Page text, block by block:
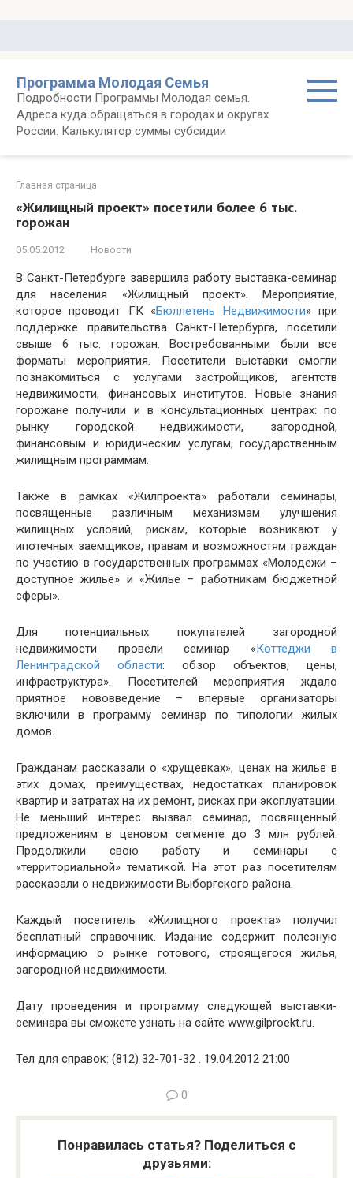
Программа Молодая Семья
Подробности Программы Молодая семья.
Адреса куда обращаться в городах и округах
России. Калькулятор суммы субсидии
Главная страница
«Жилищный проект» посетили более 6 тыс.
горожан
05.05.2012 Новости
В Санкт-Петербурге завершила работу выставка-семинар
для населения «Жилищный проект». Мероприятие,
которое проводит ГК «Бюллетень Недвижимости» при
поддержке правительства Санкт-Петербурга, посетили
свыше 6 тыс. горожан. Востребованными были все
форматы мероприятия. Посетители выставки смогли
познакомиться с услугами застройщиков, агентств
недвижимости, финансовых институтов. Новые знания
горожане получили и в консультационных центрах: по
рынку городской недвижимости, загородной,
финансовым и юридическим услугам, государственным
жилищным программам.
Также в рамках «Жилпроекта» работали семинары,
посвященные различным механизмам улучшения
жилищных условий, рискам, которые возникают у
ипотечных заемщиков, правам и возможностям граждан
по участию в государственных программах «Молодежи –
доступное жилье» и «Жилье – работникам бюджетной
сферы».
Для потенциальных покупателей загородной
недвижимости провели семинар «Коттеджи в
Ленинградской области: обзор объектов, цены,
инфраструктура». Посетителей мероприятия ждало
приятное нововведение – впервые организаторы
включили в программу семинар по типологии жилых
домов.
Гражданам рассказали о «хрущевках», ценах на жилье в
этих домах, преимуществах, недостатках планировок
квартир и затратах на их ремонт, рисках при эксплуатации.
Не меньший интерес вызвал семинар, посвященный
предложениям в ценовом сегменте до 3 млн рублей.
Продолжили свою работу и семинары с
«территориальной» тематикой. На этот раз посетителям
рассказали о недвижимости Выборгского района.
Каждый посетитель «Жилищного проекта» получил
бесплатный справочник. Издание содержит полезную
информацию о рынке готового, строящегося жилья,
загородной недвижимости.
Дату проведения и программу следующей выставки-
семинара вы сможете узнать на сайте www.gilproekt.ru.
Тел для справок: (812) 32-701-32 . 19.04.2012 21:00
0
Понравилась статья? Поделиться с
друзьями: